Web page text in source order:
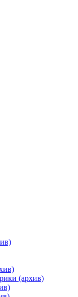
(архив)